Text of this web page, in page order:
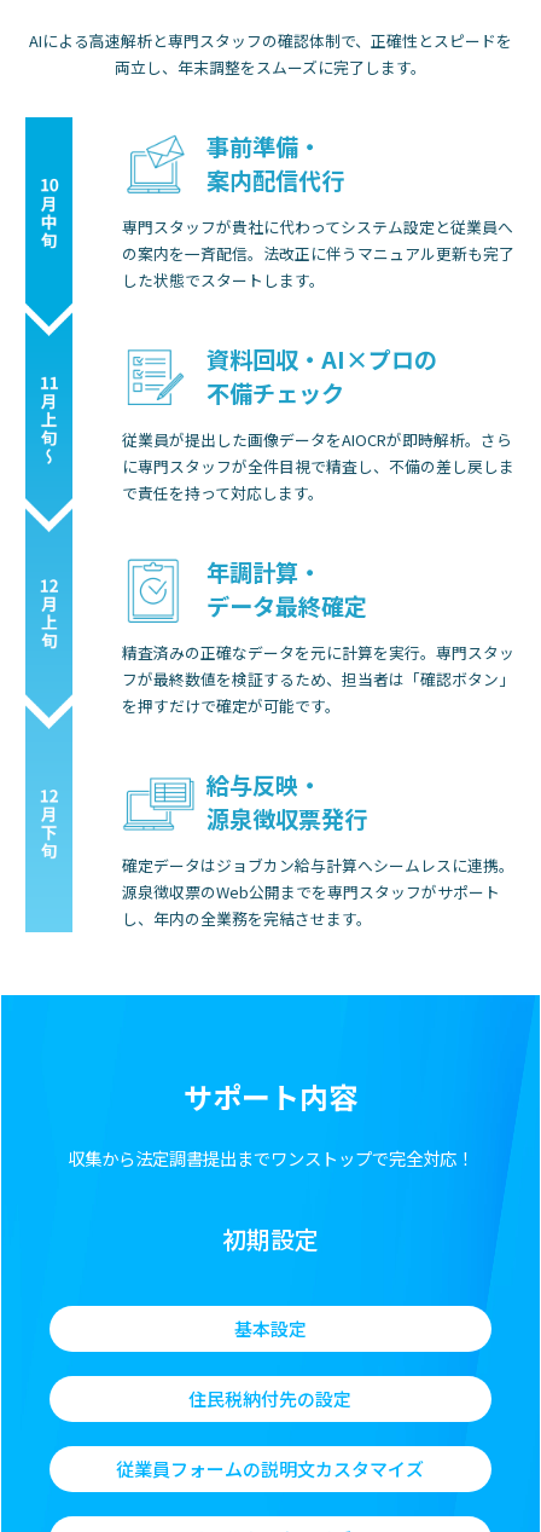
AIによる高速解析と専門スタッフの確認体制で、正確性とスピードを
両立し、 年末調整をスムーズに完了します。
事前準備・
案内配信代行
専門スタッフが貴社に代わってシステム設定と従業員へ
の案内を一斉配信。法改正に伴うマニュアル更新も完了
した状態でスタートします。
資料回収・AI×プロの
不備チェック
従業員が提出した画像データをAIOCRが即時解析。さら
に専門スタッフが全件目視で精査し、不備の差し戻しま
で責任を持って対応します。
年調計算・
データ最終確定
精査済みの正確なデータを元に計算を実行。専門スタッ
フが最終数値を検証するため、担当者は「確認ボタン」
を押すだけで確定が可能です。
給与反映・
源泉徴収票発行
確定データはジョブカン給与計算へシームレスに連携。
源泉徴収票のWeb公開までを専門スタッフがサポート
し、年内の全業務を完結させます。
サポート内容
収集から法定調書提出までワンストップで完全対応！
初期設定
基本設定
住民税納付先の設定
従業員フォームの説明文カスタマイズ